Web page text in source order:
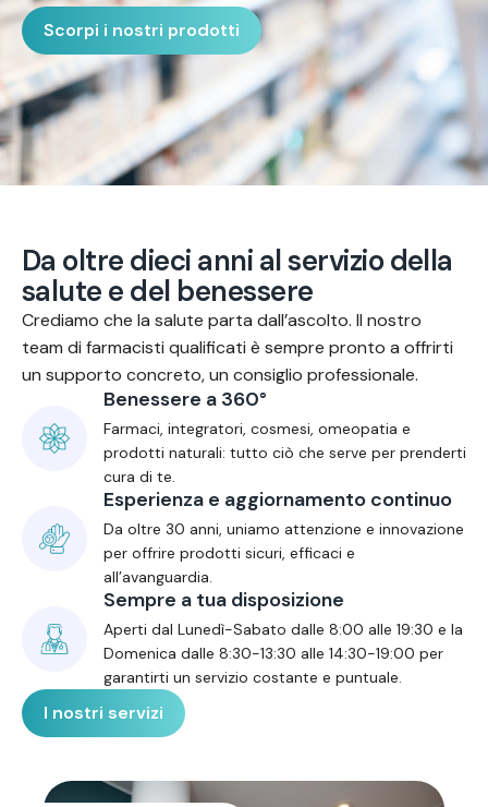
Scorpi i nostri prodotti
Da oltre dieci anni alservizio della
salute e del benessere
Crediamo che la salute parta dall’ascolto. Il nostro
team di farmacisti qualificati è sempre pronto a offrirti
un supporto concreto, un consiglio professionale.
Benessere a 360°
Farmaci, integratori, cosmesi, omeopatia e
prodotti naturali: tutto ciò che serve per prenderti
cura di te.
Esperienza e aggiornamento continuo
Da oltre 30 anni, uniamo attenzione e innovazione
per offrire prodotti sicuri, efficaci e
all’avanguardia.
Sempre a tua disposizione
Aperti dal Lunedì-Sabato dalle 8:00 alle 19:30 e la
Domenica dalle 8:30-13:30 alle 14:30-19:00 per
garantirti un servizio costante e puntuale.
I nostri servizi